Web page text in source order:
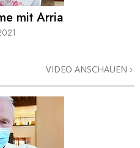
mit Arria
VIDEO ANSCHAUEN